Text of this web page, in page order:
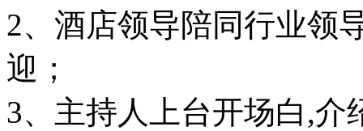
2、酒店领导陪同行业领
迎；
3、主持人上台开场白,介